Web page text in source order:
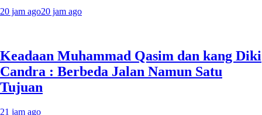
20 jam ago20 jam ago
Keadaan Muhammad Qasim dan kang Diki
Candra : Berbeda Jalan Namun Satu
Tujuan
21 jam ago